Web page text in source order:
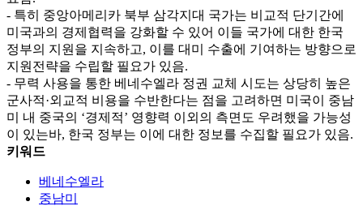
- 특히 중앙아메리카 북부 삼각지대 국가는 비교적 단기간에
미국과의 경제협력을 강화할 수 있어 이들 국가에 대한 한국
정부의 지원을 지속하고, 이를 대미 수출에 기여하는 방향으로
지원전략을 수립할 필요가 있음.
- 무력 사용을 통한 베네수엘라 정권 교체 시도는 상당히 높은
군사적·외교적 비용을 수반한다는 점을 고려하면 미국이 중남
미 내 중국의 ‘경제적’ 영향력 이외의 측면도 우려했을 가능성
이 있는바, 한국 정부는 이에 대한 정보를 수집할 필요가 있음.
키워드
베네수엘라
중남미